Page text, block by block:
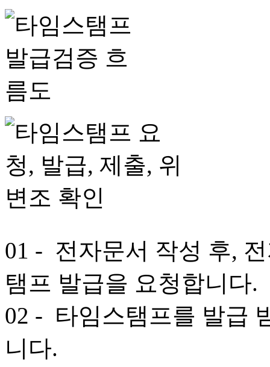
01 - 전자문서 작성 후,
탬프 발급을 요청합니다.
02 - 타임스탬프를 발급
니다.